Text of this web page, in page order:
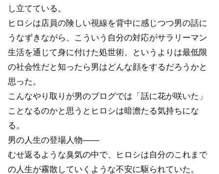
し立てている。
ヒロシは店員の険しい視線を背中に感じつつ男の話に
うなずきながら、こういう自分の対応がサラリーマン
生活を通じて身に付けた処世術、というよりは最低限
の社会性だと知ったら男はどんな顔をするだろうかと
思った。
こんなやり取りが男のブログでは「話に花が咲いた」
ことなるのかと思うとヒロシは暗澹たる気持ちにな
る。
男の人生の登場人物――
むせ返るような臭気の中で、ヒロシは自分のこれまで
の人生が霧散していくような不安に駆られていた。